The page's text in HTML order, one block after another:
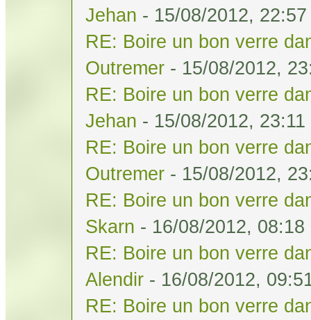
Jehan - 15/08/2012, 22:57
RE: Boire un bon verre
Outremer - 15/08/2012,
RE: Boire un bon verre
Jehan - 15/08/2012, 23:11
RE: Boire un bon verre
Outremer - 15/08/2012,
RE: Boire un bon verre
Skarn - 16/08/2012, 08:18
RE: Boire un bon verre
Alendir - 16/08/2012,
RE: Boire un bon verre